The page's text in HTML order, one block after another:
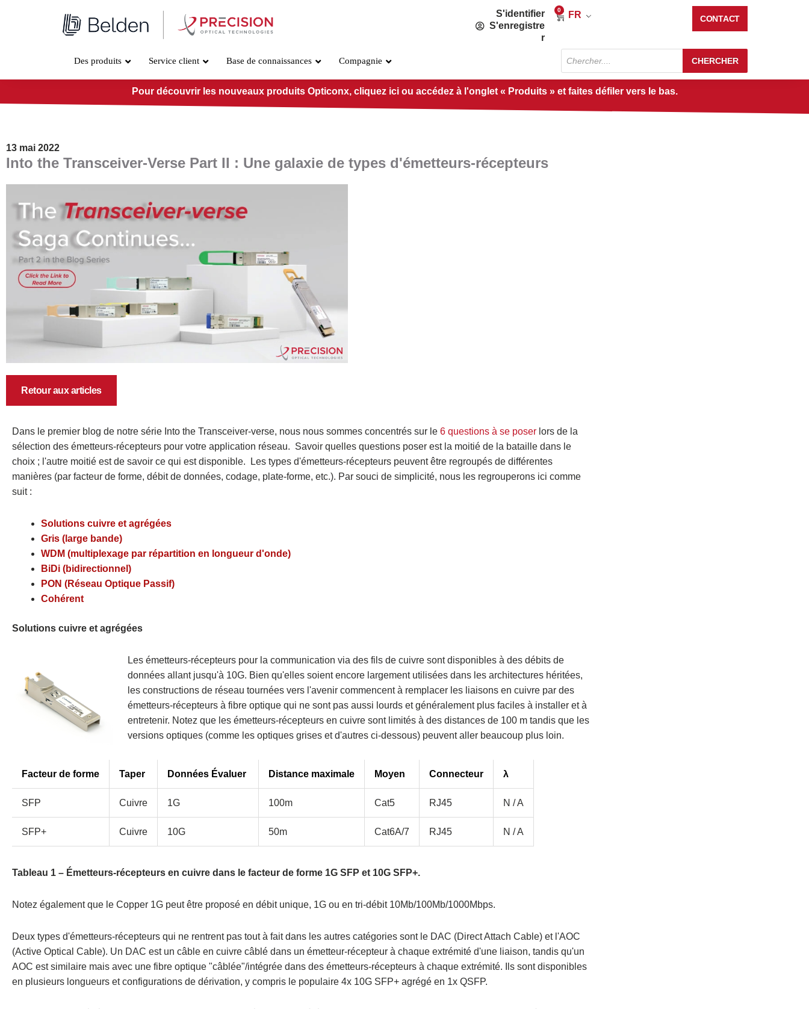
S'identifier
S'enregistre
r
0
Panier
FR CONTACT
Des produits Service client Base de connaissances Compagnie
Recherche
de
produits
CHERCHER
Pour découvrir les nouveaux produits Opticonx, cliquez ici ou accédez à l'onglet « Produits » et faites défiler vers le bas.
13 mai 2022
Into the Transceiver-Verse Part II : Une galaxie de types d'émetteurs-récepteurs
Retour aux articles
Dans le premier blog de notre série Into the Transceiver-verse, nous nous sommes concentrés sur le 6 questions à se poser lors de la
sélection des émetteurs-récepteurs pour votre application réseau. Savoir quelles questions poser est la moitié de la bataille dans le
choix ; l'autre moitié est de savoir ce qui est disponible. Les types d'émetteurs-récepteurs peuvent être regroupés de différentes
manières (par facteur de forme, débit de données, codage, plate-forme, etc.). Par souci de simplicité, nous les regrouperons ici comme
suit :
Solutions cuivre et agrégées
Gris (large bande)
WDM (multiplexage par répartition en longueur d'onde)
BiDi (bidirectionnel)
PON (Réseau Optique Passif)
Cohérent
Solutions cuivre et agrégées
Les émetteurs-récepteurs pour la communication via des fils de cuivre sont disponibles à des débits de
données allant jusqu'à 10G. Bien qu'elles soient encore largement utilisées dans les architectures héritées,
les constructions de réseau tournées vers l'avenir commencent à remplacer les liaisons en cuivre par des
émetteurs-récepteurs à fibre optique qui ne sont pas aussi lourds et généralement plus faciles à installer et à
entretenir. Notez que les émetteurs-récepteurs en cuivre sont limités à des distances de 100 m tandis que les
versions optiques (comme les optiques grises et d'autres ci-dessous) peuvent aller beaucoup plus loin.
Facteur de forme Taper Données Évaluer Distance maximale Moyen Connecteur λ
SFP Cuivre 1G 100m Cat5 RJ45 N / A
SFP+ Cuivre 10G 50m Cat6A/7 RJ45 N / A
Tableau 1 – Émetteurs-récepteurs en cuivre dans le facteur de forme 1G SFP et 10G SFP+.
Notez également que le Copper 1G peut être proposé en débit unique, 1G ou en tri-débit 10Mb/100Mb/1000Mbps.
Deux types d'émetteurs-récepteurs qui ne rentrent pas tout à fait dans les autres catégories sont le DAC (Direct Attach Cable) et l'AOC
(Active Optical Cable). Un DAC est un câble en cuivre câblé dans un émetteur-récepteur à chaque extrémité d'une liaison, tandis qu'un
AOC est similaire mais avec une fibre optique "câblée"/intégrée dans des émetteurs-récepteurs à chaque extrémité. Ils sont disponibles
en plusieurs longueurs et configurations de dérivation, y compris le populaire 4x 10G SFP+ agrégé en 1x QSFP.